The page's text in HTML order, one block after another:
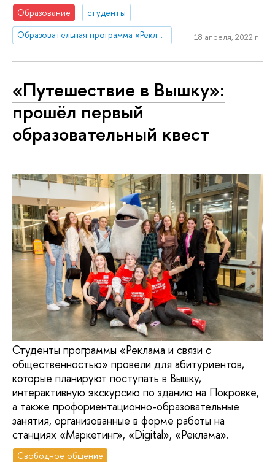
Образование
студенты
Образовательная программа «Реклама и связи с общественностью»
18 апреля, 2022 г.
«Путешествие в Вышку»:
прошёл первый
образовательный квест
Студенты программы «Реклама и связи с
общественностью» провели для абитуриентов,
которые планируют поступать в Вышку,
интерактивную экскурсию по зданию на Покровке,
а также профориентационно-образовательные
занятия, организованные в форме работы на
станциях «Маркетинг», «Digital», «Реклама».
Свободное общение